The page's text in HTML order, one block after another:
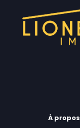
À propos